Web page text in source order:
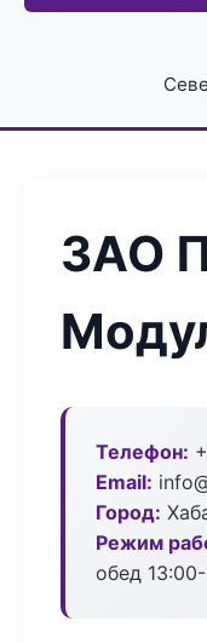
ЗАО
Телефон:
Email:
Город:
Режим
обед